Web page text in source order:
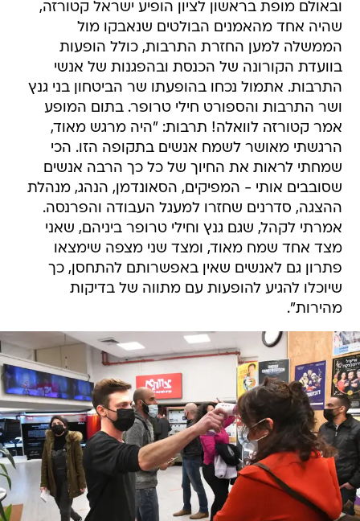
ובאולם מופת בראשון לציון הופיע ישראל קטורזה,
שהיה אחד מהאמנים הבולטים שנאבקו מול
הממשלה למען החזרת התרבות, כולל הופעות
בוועדת הקורונה של הכנסת ובהפגנות של אנשי
התרבות. אתמול נכחו בהופעתו שר הביטחון בני גנץ
ושר התרבות והספורט חילי טרופר. בתום המופע
אמר קטורזה לוואלה! תרבות: "היה מרגש מאוד,
הרגשתי מאושר לשמח אנשים בתקופה הזו. הכי
שמחתי לראות את החיוך של כל כך הרבה אנשים
שסובבים אותי - המפיקים, הסאונדמן, הנהג, מנהלת
ההצגה, סדרנים שחזרו למעגל העבודה והפרנסה.
אמרתי לקהל, שגם גנץ וחילי טרופר ביניהם, שאני
מצד אחד שמח מאוד, ומצד שני מצפה שימצאו
פתרון גם לאנשים שאין באפשרותם להתחסן, כך
שיוכלו להגיע להופעות עם מתווה של בדיקות
מהירות".